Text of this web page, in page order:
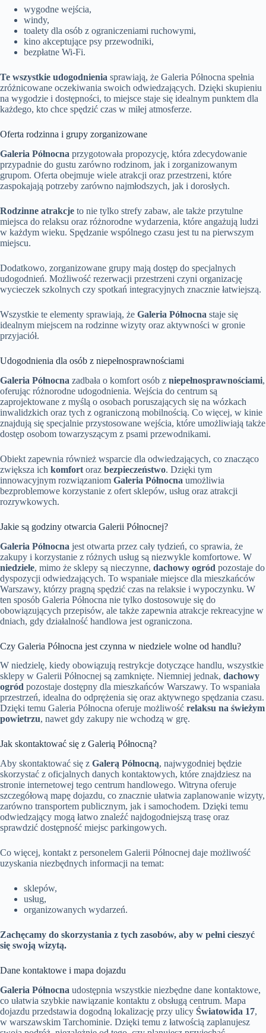
wygodne wejścia,
windy,
toalety dla osób z ograniczeniami ruchowymi,
kino akceptujące psy przewodniki,
bezpłatne Wi-Fi.
Te wszystkie udogodnienia sprawiają, że Galeria Północna spełnia
zróżnicowane oczekiwania swoich odwiedzających. Dzięki skupieniu
na wygodzie i dostępności, to miejsce staje się idealnym punktem dla
każdego, kto chce spędzić czas w miłej atmosferze.
Oferta rodzinna i grupy zorganizowane
Galeria Północna przygotowała propozycję, która zdecydowanie
przypadnie do gustu zarówno rodzinom, jak i zorganizowanym
grupom. Oferta obejmuje wiele atrakcji oraz przestrzeni, które
zaspokajają potrzeby zarówno najmłodszych, jak i dorosłych.
Rodzinne atrakcje to nie tylko strefy zabaw, ale także przytulne
miejsca do relaksu oraz różnorodne wydarzenia, które angażują ludzi
w każdym wieku. Spędzanie wspólnego czasu jest tu na pierwszym
miejscu.
Dodatkowo, zorganizowane grupy mają dostęp do specjalnych
udogodnień. Możliwość rezerwacji przestrzeni czyni organizację
wycieczek szkolnych czy spotkań integracyjnych znacznie łatwiejszą.
Wszystkie te elementy sprawiają, że Galeria Północna staje się
idealnym miejscem na rodzinne wizyty oraz aktywności w gronie
przyjaciół.
Udogodnienia dla osób z niepełnosprawnościami
Galeria Północna zadbała o komfort osób z niepełnosprawnościami,
oferując różnorodne udogodnienia. Wejścia do centrum są
zaprojektowane z myślą o osobach poruszających się na wózkach
inwalidzkich oraz tych z ograniczoną mobilnością. Co więcej, w kinie
znajdują się specjalnie przystosowane wejścia, które umożliwiają także
dostęp osobom towarzyszącym z psami przewodnikami.
Obiekt zapewnia również wsparcie dla odwiedzających, co znacząco
zwiększa ich komfort oraz bezpieczeństwo. Dzięki tym
innowacyjnym rozwiązaniom Galeria Północna umożliwia
bezproblemowe korzystanie z ofert sklepów, usług oraz atrakcji
rozrywkowych.
Jakie są godziny otwarcia Galerii Północnej?
Galeria Północna jest otwarta przez cały tydzień, co sprawia, że
zakupy i korzystanie z różnych usług są niezwykle komfortowe. W
niedziele, mimo że sklepy są nieczynne, dachowy ogród pozostaje do
dyspozycji odwiedzających. To wspaniałe miejsce dla mieszkańców
Warszawy, którzy pragną spędzić czas na relaksie i wypoczynku. W
ten sposób Galeria Północna nie tylko dostosowuje się do
obowiązujących przepisów, ale także zapewnia atrakcje rekreacyjne w
dniach, gdy działalność handlowa jest ograniczona.
Czy Galeria Północna jest czynna w niedziele wolne od handlu?
W niedzielę, kiedy obowiązują restrykcje dotyczące handlu, wszystkie
sklepy w Galerii Północnej są zamknięte. Niemniej jednak, dachowy
ogród pozostaje dostępny dla mieszkańców Warszawy. To wspaniała
przestrzeń, idealna do odprężenia się oraz aktywnego spędzania czasu.
Dzięki temu Galeria Północna oferuje możliwość relaksu na świeżym
powietrzu, nawet gdy zakupy nie wchodzą w grę.
Jak skontaktować się z Galerią Północną?
Aby skontaktować się z Galerą Północną, najwygodniej będzie
skorzystać z oficjalnych danych kontaktowych, które znajdziesz na
stronie internetowej tego centrum handlowego. Witryna oferuje
szczegółową mapę dojazdu, co znacznie ułatwia zaplanowanie wizyty,
zarówno transportem publicznym, jak i samochodem. Dzięki temu
odwiedzający mogą łatwo znaleźć najdogodniejszą trasę oraz
sprawdzić dostępność miejsc parkingowych.
Co więcej, kontakt z personelem Galerii Północnej daje możliwość
uzyskania niezbędnych informacji na temat:
sklepów,
usług,
organizowanych wydarzeń.
Zachęcamy do skorzystania z tych zasobów, aby w pełni cieszyć
się swoją wizytą.
Dane kontaktowe i mapa dojazdu
Galeria Północna udostępnia wszystkie niezbędne dane kontaktowe,
co ułatwia szybkie nawiązanie kontaktu z obsługą centrum. Mapa
dojazdu przedstawia dogodną lokalizację przy ulicy Światowida 17,
w warszawskim Tarchominie. Dzięki temu z łatwością zaplanujesz